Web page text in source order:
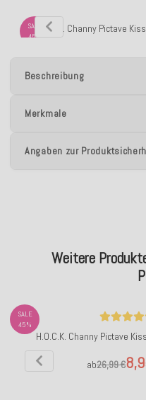
SALE
45%
H.O.C.K. Channy Pictave
Beschreibung
Merkmale
Angaben zur
Weitere
SALE
45%
H.O.C.K. Channy Pictave
ab26,99 €